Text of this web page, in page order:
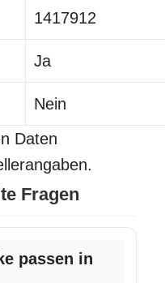
1417912
Ja
Nein
Daten
Fragen
passen in